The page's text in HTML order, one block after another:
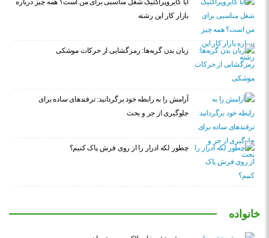
آیا کایروپراکتیک شغل مناسبی برای من است؟ همه چیز درباره
بازار کار این رشته
زبان بدن گربه‌ها: رمزگشایی از حرکات موشکی
آرامش را به رابطه خود برگردانید: ترفندهای ساده برای
جلوگیری از جر و بحث
چطور لکه ادرار را از روی فرش پاک کنیم؟
خانواده